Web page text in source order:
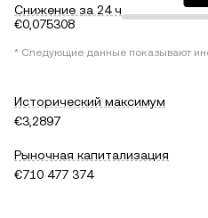
Снижение за 24 ч
€0,075308
* Следующие данные показывают
Исторический максимум
€3,2897
Рыночная капитализация
€710 477 374